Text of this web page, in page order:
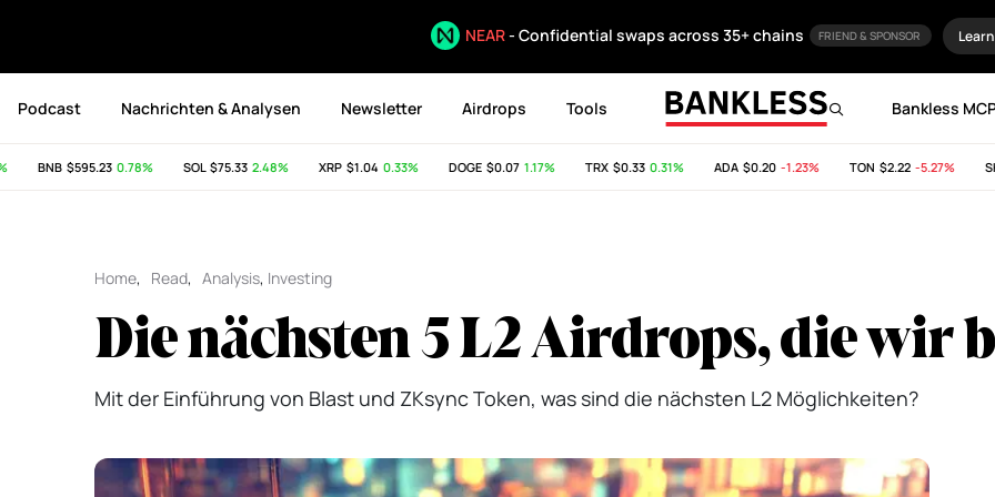
NEAR- Confidential swaps across 35+ chains FRIEND & SPONSOR
Podcast Nachrichten & Analysen Newsletter Airdrops Tools Bankless
BNB$595.23 0.78% SOL$75.33 2.48% XRP$1.04 0.33% DOGE$0.07 1.17% TRX$0.33 0.31% ADA$0.20 -1.23% TON$2.22 -5.27% SHIB
Home, Read, Analysis, Investing
Die nächsten 5 L2 Airdrops, die wir
Mit der Einführung von Blast und ZKsync Token, was sind die nächsten L2 Möglichkeiten?